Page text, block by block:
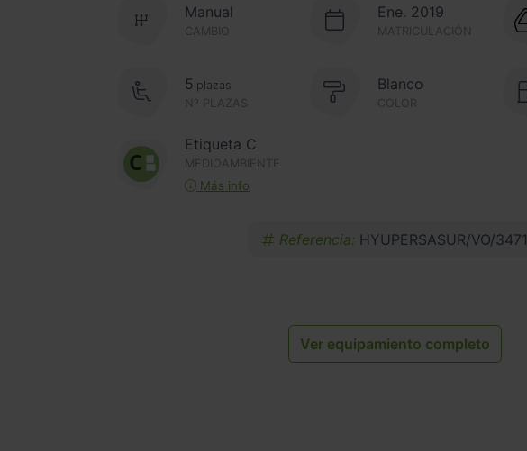
CAMBIO
Manual Ene. 2019
MATRICULACIÓN
Nº PLAZAS
5 plazas Blanco
COLOR
Etiqueta C
MEDIOAMBIENTE
Más info
Referencia: HYUPERSASUR/VO/3471
Ver equipamiento completo